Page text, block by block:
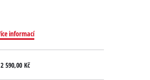
informací
2 590,00 Kč